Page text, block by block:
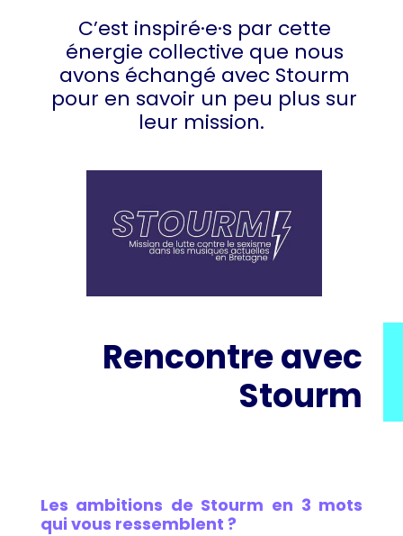
C’est inspiré·e·s par cette
énergie collective que nous
avons échangé avec Stourm
pour en savoir un peu plus sur
leur mission.
Rencontre avec
Stourm
Les ambitions de Stourm en 3 mots
qui vous ressemblent ?